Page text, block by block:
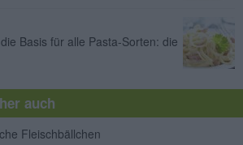
Basis für alle Pasta-Sorten: die
auch
Fleischbällchen